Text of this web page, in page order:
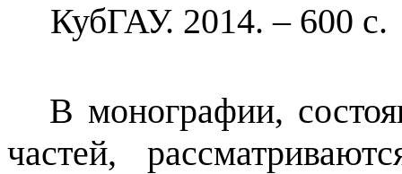
КубГАУ. 2014. – 600 с.
В монографии,
частей,